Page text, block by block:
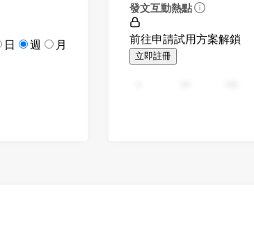
日 週 月
發文互動熱點
前往申請試用方案解鎖
立即註冊